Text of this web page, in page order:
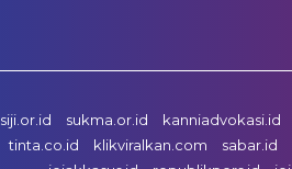
siji.or.id
sukma.or.id kanniadvokasi.id
tinta.co.id
klikviralkan.com sabar.id